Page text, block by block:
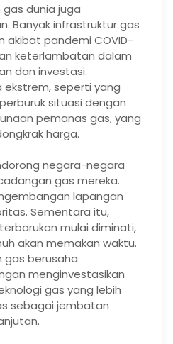
gas dunia juga
Banyak infrastruktur gas
akibat pandemi COVID-
keterlambatan dalam
dan investasi.
seperti yang
situasi dengan
pemanas gas, yang
harga.
negara-negara
gas mereka.
lapangan
Sementara itu,
mulai diminati,
akan memakan waktu.
gas berusaha
menginvestasikan
gas yang lebih
sebagai jembatan